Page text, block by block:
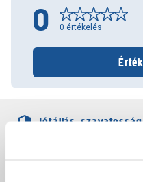
0 0 értékelés
Jótállás, szavatosság